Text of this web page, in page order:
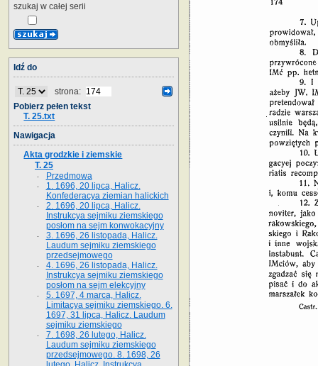
szukaj w całej serii
Idź do
strona:
Pobierz pełen tekst
T. 25.txt
Nawigacja
Akta grodzkie i ziemskie
T. 25
Przedmowa
1. 1696, 20 lipca, Halicz.
Konfederacya ziemian halickich
2. 1696, 20 lipca, Halicz.
Instrukcya sejmiku ziemskiego
posłom na sejm konwokacyjny
3. 1696, 26 listopada, Halicz.
Laudum sejmiku ziemskiego
przedsejmowego
4. 1696, 26 listopada, Halicz.
Instrukcya sejmiku ziemskiego
posłom na sejm elekcyjny
5. 1697, 4 marca, Halicz.
Limitacya sejmiku ziemskiego. 6.
1697, 31 lipca, Halicz. Laudum
sejmiku ziemskiego
7. 1698, 26 lutego, Halicz.
Laudum sejmiku ziemskiego
przedsejmowego. 8. 1698, 26